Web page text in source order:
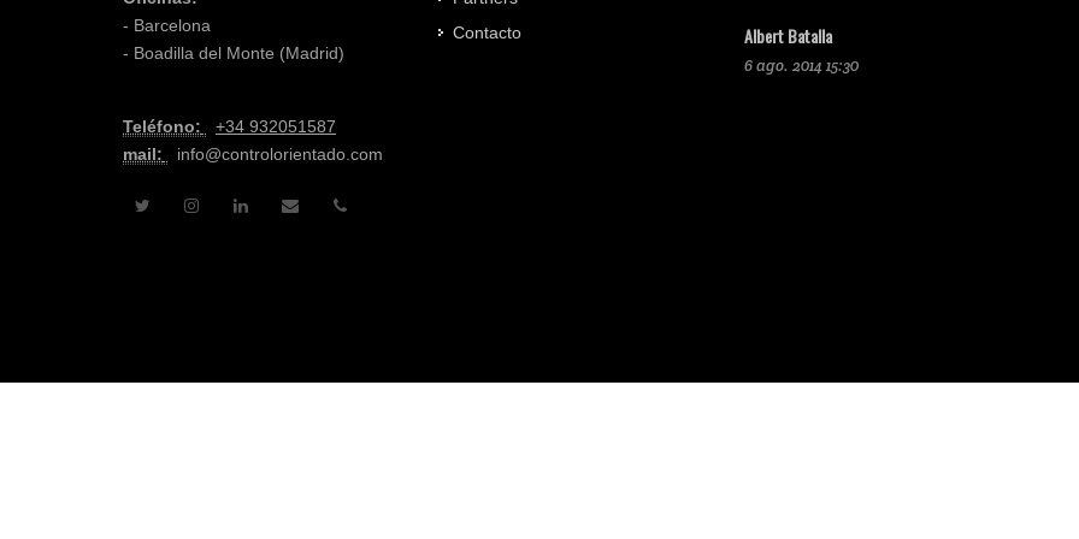
- Barcelona
- Boadilla del Monte (Madrid)
Teléfono: +34 932051587
mail:
info@controlorientado.com
Contacto
Albert Batalla
6 ago. 2014 15:30